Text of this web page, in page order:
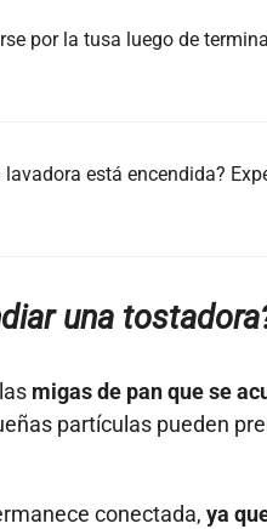
por la tusa luego de
está encendida?
una
migas de pan que se
partículas pueden
conectada, ya